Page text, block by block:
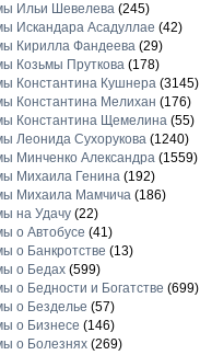
Ильи Шевелева(245)
Искандара Асадуллае (42)
Кирилла Фандеева(29)
Козьмы Пруткова(178)
Константина Кушнера(3145)
Константина Мелихан (176)
Константина Щемелина(55)
Леонида Сухорукова(1240)
Минченко Александра(1559)
Михаила Генина(192)
Михаила Мамчича(186)
на Удачу(22)
о Автобусе (41)
о Банкротстве (13)
о Бедах(599)
о Бедности и Богатстве (699)
о Безделье (57)
о Бизнесе (146)
о Болезнях(269)